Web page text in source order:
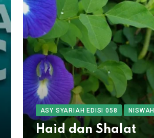
ASY SYARIAH EDISI 058 NISWAH
Haid dan Shalat